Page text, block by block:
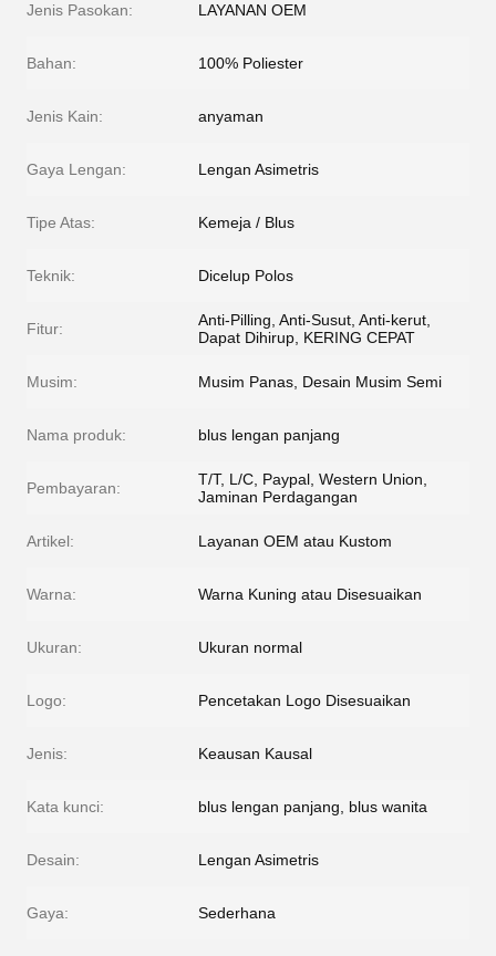
Jenis Pasokan: LAYANAN OEM
Bahan: 100% Poliester
Jenis Kain: anyaman
Gaya Lengan: Lengan Asimetris
Tipe Atas: Kemeja / Blus
Teknik: Dicelup Polos
Fitur:
Anti-Pilling, Anti-Susut, Anti-kerut,
Dapat Dihirup, KERING CEPAT
Musim: Musim Panas, Desain Musim Semi
Nama produk: blus lengan panjang
Pembayaran:
T/T, L/C, Paypal, Western Union,
Jaminan Perdagangan
Artikel: Layanan OEM atau Kustom
Warna: Warna Kuning atau Disesuaikan
Ukuran: Ukuran normal
Logo: Pencetakan Logo Disesuaikan
Jenis: Keausan Kausal
Kata kunci: blus lengan panjang, blus wanita
Desain: Lengan Asimetris
Gaya: Sederhana